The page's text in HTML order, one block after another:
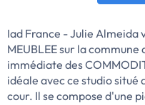
Iad France - Julie Almeida
MEUBLEE sur la
immédiate des
idéale avec ce studio situé
cour. Il se compose d'une